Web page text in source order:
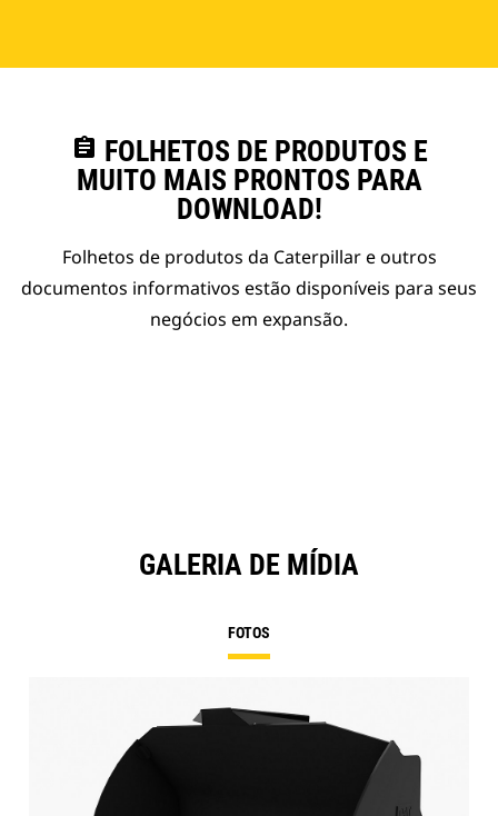
assignment FOLHETOS DE PRODUTOS E
MUITO MAIS PRONTOS PARA
DOWNLOAD!
Folhetos de produtos da Caterpillar e outros
documentos informativos estão disponíveis para seus
negócios em expansão.
GALERIA DE MÍDIA
FOTOS